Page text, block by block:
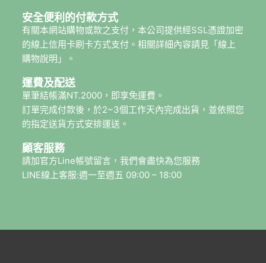
安全便利的付款方式
有關本網站購物或款之支付，本公司提供經SSL憑證加密
的線上信用卡刷卡方式支付。相關詳細內容請見「線上
購物說明」。
運費及配送
單筆結帳滿NT.2000，即享免運費。
訂單完成付款後，於2~3個工作天內完成出貨，並依照您
的指定送貨方式安排運送。
顧客服務
請加官方Line帳號留言，我們會盡快為您服務
LINE線上客服:週一至週五 09:00 – 18:00